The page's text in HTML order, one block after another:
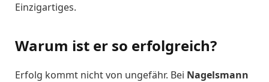
Einzigartiges.
Warum ist er so erfolgreich?
Erfolg kommt nicht von ungefähr. Bei Nagelsmann